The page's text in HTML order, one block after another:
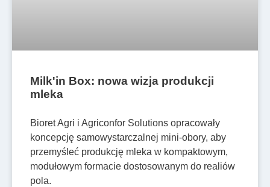
Milk'in Box: nowa wizja produkcji
mleka
Bioret Agri i Agriconfor Solutions opracowały
koncepcję samowystarczalnej mini-obory, aby
przemyśleć produkcję mleka w kompaktowym,
modułowym formacie dostosowanym do realiów
pola.